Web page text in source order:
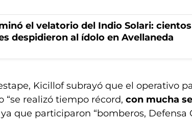
el velatorio del Indio Solari:
despidieron al ídolo en Avellaneda
Kicillof subrayó que el operativo
“se realizó tiempo récord, con mucha
ya que participaron “bomberos, Defensa